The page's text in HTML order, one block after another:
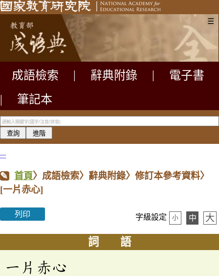
☰
成語檢索 辭典附錄
電子書
|
筆記本
:::
首頁〉成語檢索〉辭典附錄〉修訂本參考資料〉
[一片赤心]
列印 字級設定 小 中 大
詞 語
一片赤心